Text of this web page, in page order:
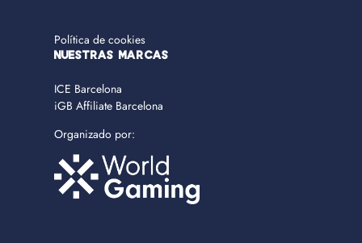
Política de cookies
NUESTRAS MARCAS
ICE Barcelona
iGB Affiliate Barcelona
Organizado por: